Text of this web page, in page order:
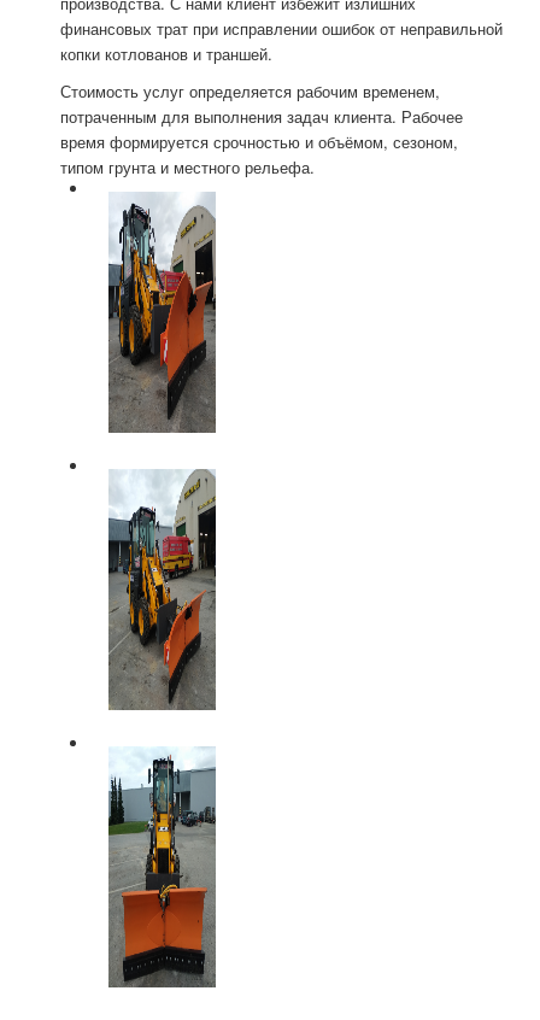
финансовых трат при исправлении ошибок от неправильной
копки котлованов и траншей.
Стоимость услуг определяется рабочим временем,
потраченным для выполнения задач клиента. Рабочее
время формируется срочностью и объёмом, сезоном,
типом грунта и местного рельефа.